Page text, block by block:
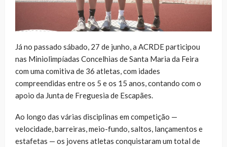
Já no passado sábado, 27 de junho, a ACRDE participou
nas Miniolimpíadas Concelhias de Santa Maria da Feira
com uma comitiva de 36 atletas, com idades
compreendidas entre os 5 e os 15 anos, contando com o
apoio da Junta de Freguesia de Escapães.
Ao longo das várias disciplinas em competição —
velocidade, barreiras, meio-fundo, saltos, lançamentos e
estafetas — os jovens atletas conquistaram um total de